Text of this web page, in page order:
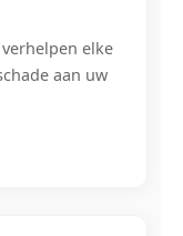
elke
aan uw